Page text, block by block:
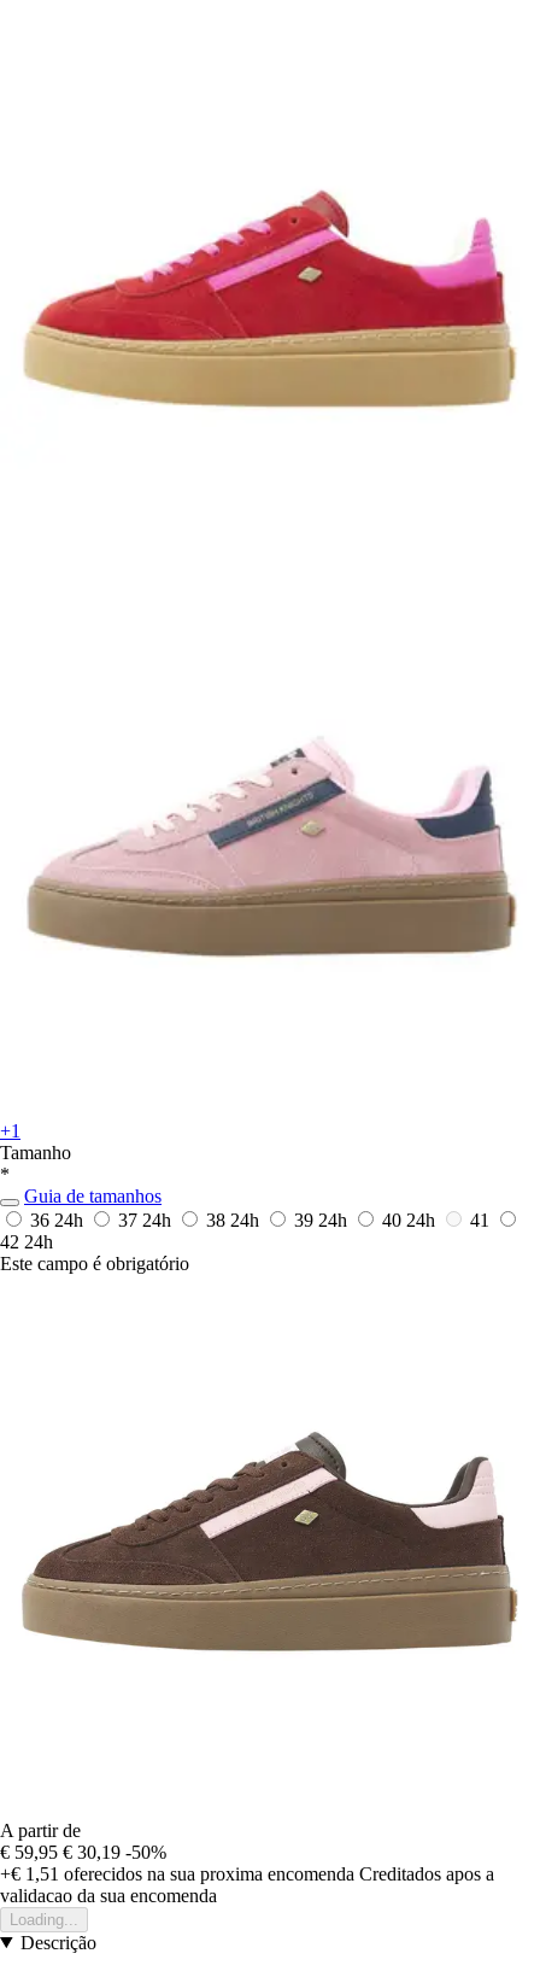
+1
Tamanho
*
Guia de tamanhos
36 24h 37 24h 38 24h 39 24h 40 24h
41
42 24h
Este campo é obrigatório
A partir de
€ 59,95 € 30,19 -50%
+€ 1,51 oferecidos na sua proxima encomenda Creditados apos a
validacao da sua encomenda
Loading...
Descrição